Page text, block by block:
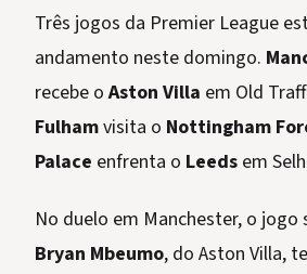
Três jogos da Premier League
andamento neste domingo.
recebe oAston Villa em Old
Fulhamvisita o Nottingham
Palace enfrenta o Leeds em
No duelo em Manchester, o jogo
Bryan Mbeumo, do Aston Villa,